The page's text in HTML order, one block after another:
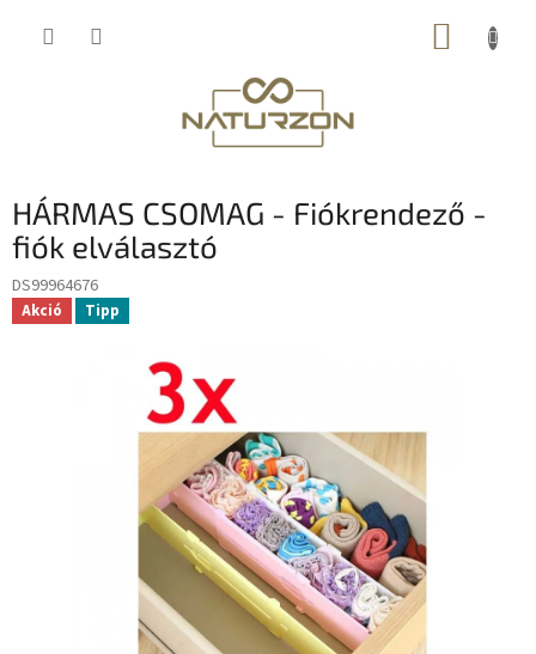
KOSÁR
HÁRMAS CSOMAG - Fiókrendező -
fiók elválasztó
DS99964676
Akció Tipp